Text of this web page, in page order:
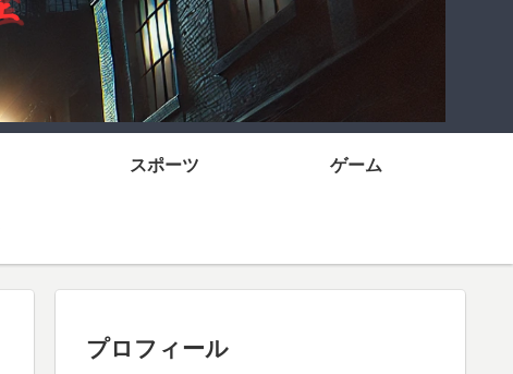
スポーツ ゲーム
プロフィール